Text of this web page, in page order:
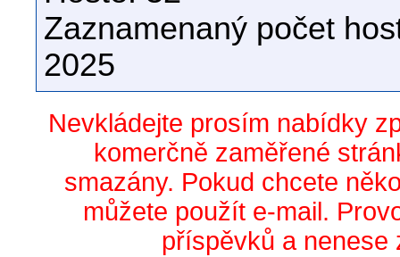
Zaznamenaný počet
2025
Nevkládejte prosím nabídky
komerčně zaměřené
smazány. Pokud chcete
můžete použít e-mail.
příspěvků a nenese